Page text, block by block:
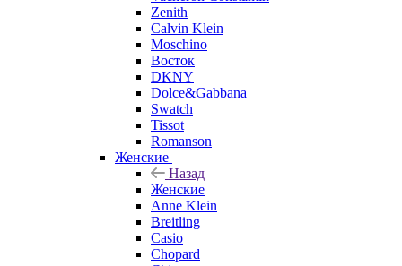
Zenith
Calvin Klein
Moschino
Восток
DKNY
Dolce&Gabbana
Swatch
Tissot
Romanson
Женские
Назад
Женские
Anne Klein
Breitling
Casio
Chopard